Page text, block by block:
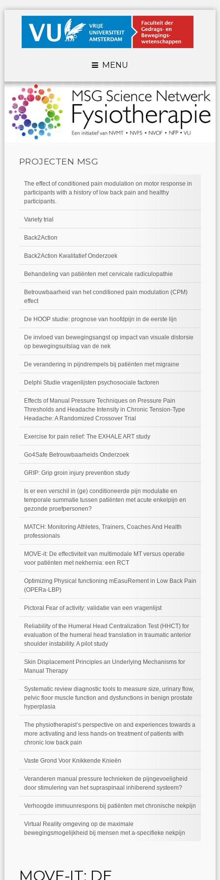
MENU
PROJECTEN MSG
The effect of conditioned pain modulation on motor response in
participants with a history of low back pain and healthy
participants.
Variety trial
Back2Action
Back2Action Kwalitatief Onderzoek
Behandeling van patiënten met cervicale radiculopathie
Betrouwbaarheid van het conditioned pain modulation (CPM)
effect
De HOOP studie: prognose van hoofdpijn in de eerste lijn
De invloed van bewegingsangst op impact van visuale distorsie
op bewegingsuitslag van de nek
De verandering in pijndrempels bij patiënten met migraine
Delphi Studie vragenlijsten psychosociale factoren
Effects of Manual Pressure Techniques on Pressure Pain
Thresholds and Headache Intensity in Chronic Tension-Type
Headache: A Randomized Crossover Trial
Exercise for pain relief: The EXHALE ART study
Go4Safe Betrouwbaarheids Onderzoek
GRIP: Grip groin injury prevention study
Is er een verschil in (ge) conditioneerde pijn modulatie en
temporale summatie tussen patiënten met acute enkelpijn en
gezonde proefpersonen?
MATCH: Monitoring Athletes, Trainers, Coaches And Health
professionals
MOVE-it: De effectiviteit van multimodale MT versus operatie
voor patiënten met nekhernia: een RCT
Optimizing Physical functioning mEasuRement in Low Back Pain
(OPERa-LBP)
Pictoral Fear of activity: validatie van een vragenlijst
Reliability of the Humeral Head Centralization Test (HHCT) for
evaluation of the humeral head translation in traumatic anterior
shoulder instability. A pilot study
Skin Displacement Principles an Underlying Mechanisms for
Manual Therapy
Systematic review diagnostic tools to measure size, urinary flow,
pelvic floor muscle function and dysfunctions in benign prostate
hyperplasia
The physiotherapist’s perspective on and experiences towards a
more activating and less hands-on treatment of patients with
chronic low back pain
Vaste Grond Voor Knikkende Knieën
Veranderen manual pressure technieken de pijngevoeligheid
door stimulering van het supraspinaal inhiberend systeem?
Verhoogde immuunrespons bij patiënten met chronische nekpijn
Virtual Reality omgeving op de maximale
bewegingsmogelijkheid bij mensen met a-specifieke nekpijn
MOVE-IT: DE